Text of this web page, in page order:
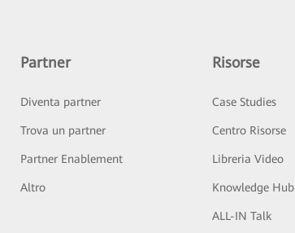
Partner
Diventa partner
Trova un partner
Partner Enablement
Altro
Risorse
Case Studies
Centro Risorse
Libreria Video
Knowledge Hub
ALL-IN Talk